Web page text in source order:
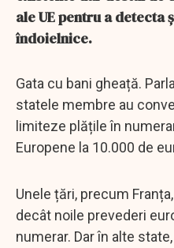
ale UE pentru a
îndoielnice.
Gata cu bani gheață.
statele membre au
limiteze plățile în
Europene la 10.000 de
Unele țări, precum
decât noile prevederi
numerar. Dar în alte